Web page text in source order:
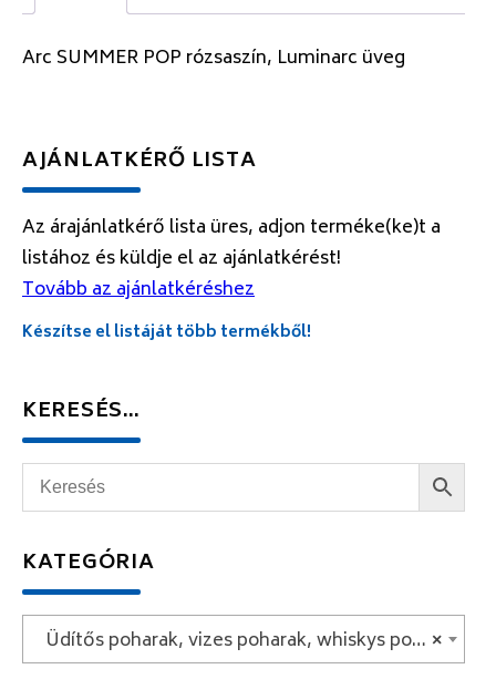
Arc SUMMER POP rózsaszín, Luminarc üveg
AJÁNLATKÉRŐ LISTA
Az árajánlatkérő lista üres, adjon terméke(ke)t a
listához és küldje el az ajánlatkérést!
Tovább az ajánlatkéréshez
Készítse el listáját több termékből!
KERESÉS…
KATEGÓRIA
×
Üdítős poharak, vizes poharak, whiskys poharak